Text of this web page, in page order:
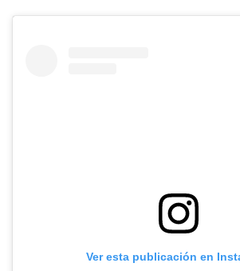
Ver esta publicación en